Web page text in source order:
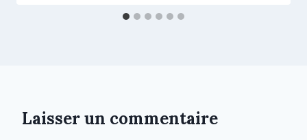
Laisser un commentaire